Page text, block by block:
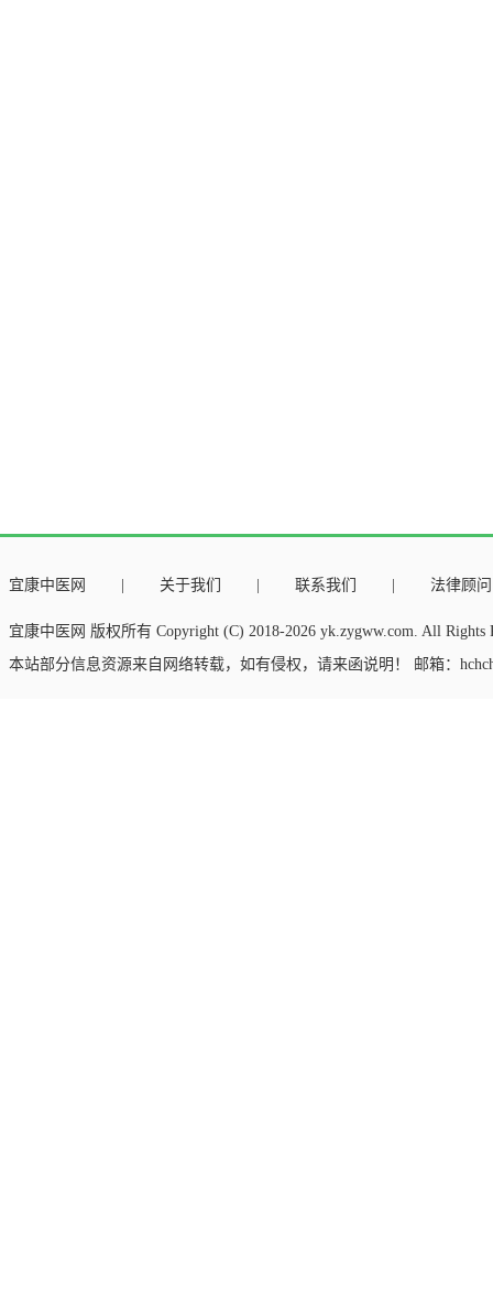
宜康中医网 关于我们 联系我们 法律顾问
宜康中医网 版权所有 Copyright (C) 2018-2026 yk.zygww.com. All Rights
本站部分信息资源来自网络转载，如有侵权，请来函说明！ 邮箱：